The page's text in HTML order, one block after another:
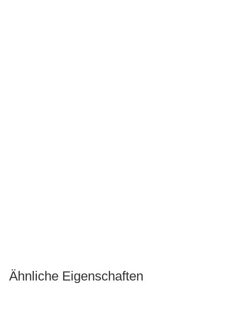
Ähnliche Eigenschaften